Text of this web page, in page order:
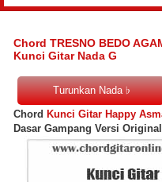
Chord TRESNO BEDO
Kunci Gitar Nada G
Chord Kunci Gitar Happy
Dasar Gampang Versi